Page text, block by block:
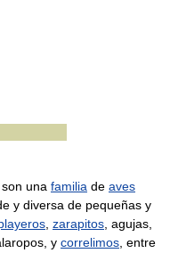
una familia de aves
y diversa de pequeñas y
zarapitos , agujas,
y correlimos , entre